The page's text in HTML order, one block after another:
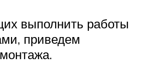
выполнить работы
приведем